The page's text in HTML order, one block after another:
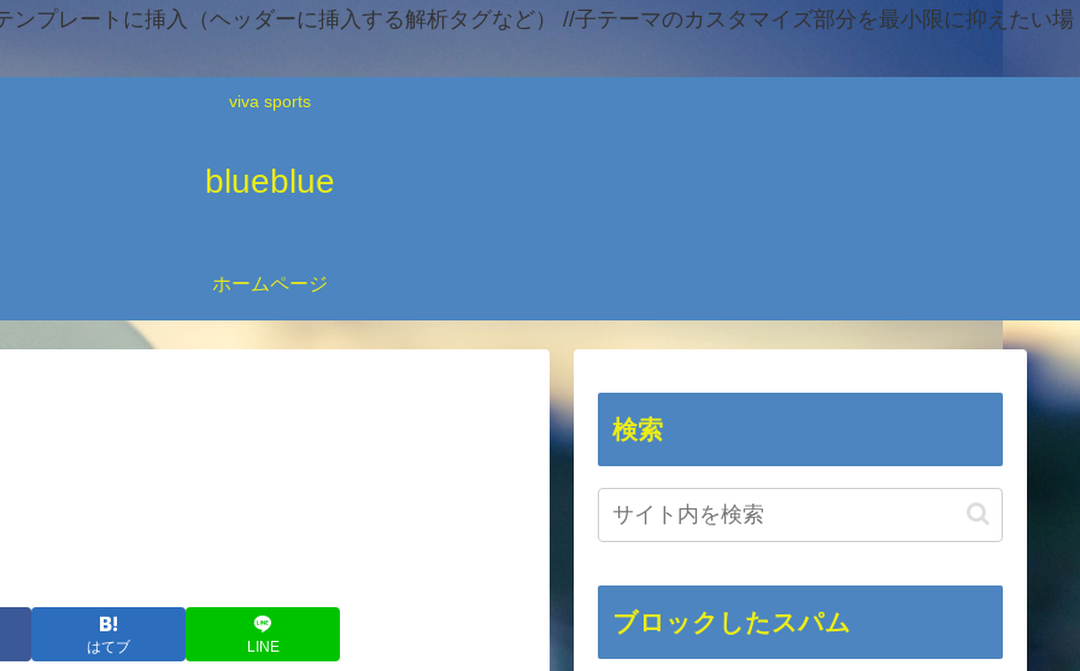
プレートに挿入（ヘッダーに挿入する解析タグなど） //子テーマのカスタマイズ部分を最小限に抑えたい場
viva sports
blueblue
ホームページ
はてブ LINE
検索
ブロックしたスパム